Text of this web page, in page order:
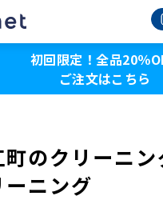
初回限定！全品20％
ご注文はこちら
のクリーニ
ニング